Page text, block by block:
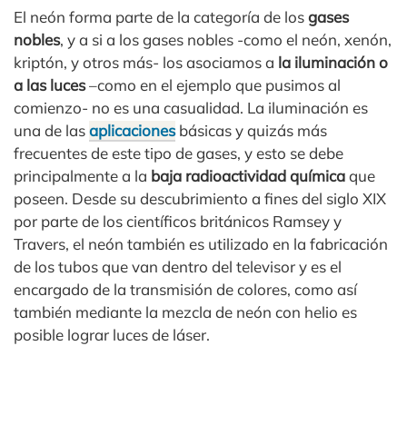
El neón forma parte de la categoría de losgases
nobles, y a si a los gases nobles -como el neón, xenón,
kriptón, y otros más- los asociamos a la iluminación o
a las luces–como en el ejemplo que pusimos al
comienzo- no es una casualidad. La iluminación es
una de lasaplicacionesbásicas y quizás más
frecuentes de este tipo de gases, y esto se debe
principalmente a la baja radioactividad químicaque
poseen. Desde su descubrimiento a fines del siglo XIX
por parte de los científicos británicos Ramsey y
Travers, el neón también es utilizado en la fabricación
de los tubos que van dentro del televisor y es el
encargado de la transmisión de colores, como así
también mediante la mezcla de neón con helio es
posible lograr luces de láser.